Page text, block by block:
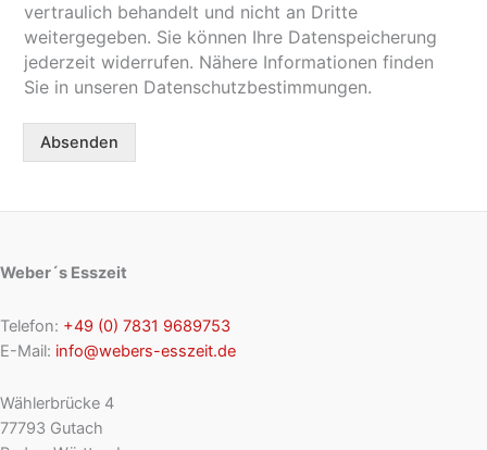
vertraulich behandelt und nicht an Dritte
weitergegeben. Sie können Ihre Datenspeicherung
jederzeit widerrufen. Nähere Informationen finden
Sie in unseren Datenschutzbestimmungen.
Absenden
Weber´s Esszeit
Telefon: +49 (0) 7831 9689753
E-Mail: info@webers-esszeit.de
Wählerbrücke 4
77793 Gutach